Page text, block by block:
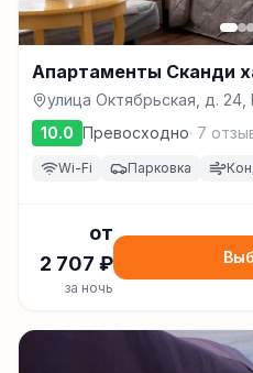
Апартаменты Сканди
улица Октябрьская, д. 24,
10.0 Превосходно· 7
Wi-Fi Парковка
от
2 707 ₽
за ночь